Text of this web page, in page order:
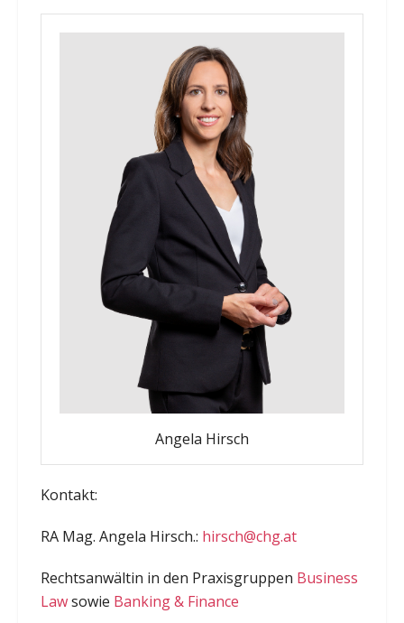
Angela Hirsch
Kontakt:
RA Mag. Angela Hirsch.: hirsch@chg.at
Rechtsanwältin in den Praxisgruppen Business
Lawsowie Banking & Finance